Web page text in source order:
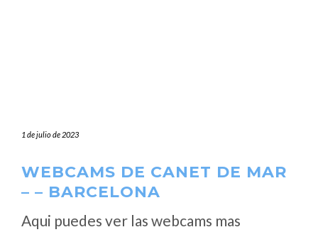
1 de julio de 2023
WEBCAMS DE CANET DE MAR
– – BARCELONA
Aqui puedes ver las webcams mas